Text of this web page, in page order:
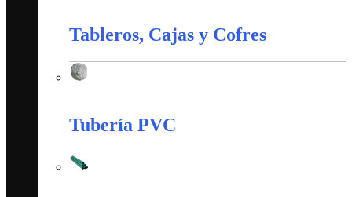
Tableros, Cajas y Cofres
Tubería PVC